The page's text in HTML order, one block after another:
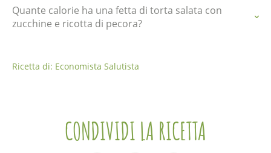
Quante calorie ha una fetta di torta salata con
zucchine e ricotta di pecora?
Ricetta di: Economista Salutista
CONDIVIDI LA RICETTA